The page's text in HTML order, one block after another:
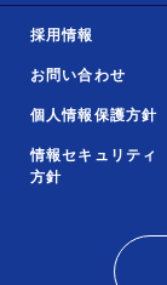
採用情報
お問い合わせ
個人情報保護方針
情報セキュリティ
方針